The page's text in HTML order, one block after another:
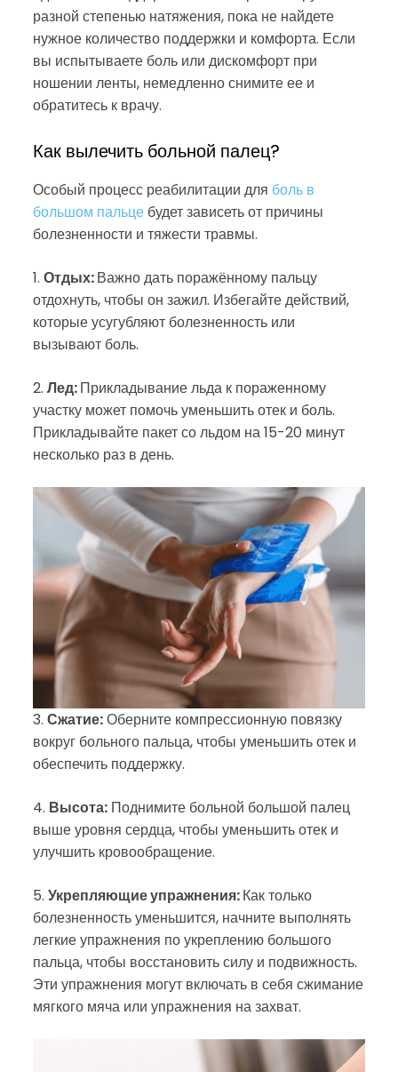
разной степенью натяжения, пока не найдете
нужное количество поддержки и комфорта. Если
вы испытываете боль или дискомфорт при
ношении ленты, немедленно снимите ее и
обратитесь к врачу.
Как вылечить больной палец?
Особый процесс реабилитации для боль в
большом пальцебудет зависеть от причины
болезненности и тяжести травмы.
1. Отдых:Важно дать поражённому пальцу
отдохнуть, чтобы он зажил. Избегайте действий,
которые усугубляют болезненность или
вызывают боль.
2. Лед:Прикладывание льда к пораженному
участку может помочь уменьшить отек и боль.
Прикладывайте пакет со льдом на 15-20 минут
несколько раз в день.
3. Сжатие:Оберните компрессионную повязку
вокруг больного пальца, чтобы уменьшить отек и
обеспечить поддержку.
4. Высота:Поднимите больной большой палец
выше уровня сердца, чтобы уменьшить отек и
улучшить кровообращение.
5. Укрепляющие упражнения:Как только
болезненность уменьшится, начните выполнять
легкие упражнения по укреплению большого
пальца, чтобы восстановить силу и подвижность.
Эти упражнения могут включать в себя сжимание
мягкого мяча или упражнения на захват.